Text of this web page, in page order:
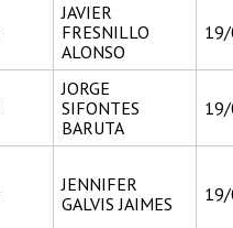
JAVIER
FRESNILLO
ALONSO
JORGE
SIFONTES
BARUTA
JENNIFER
GALVIS JAIMES